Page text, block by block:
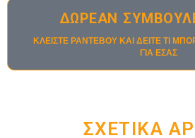
ΔΩΡΕΑΝ
ΚΛΕΙΣΤΕ ΡΑΝΤΕΒΟΥ ΚΑΙ ΔΕΙΤΕ ΤΙ
ΓΙΑ ΕΣΑΣ
ΣΧΕΤΙΚΆ